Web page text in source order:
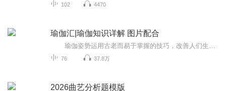
102 4470
瑜伽汇|瑜伽知识详解 图片配合
76 37.8万
2026曲艺分析题模版